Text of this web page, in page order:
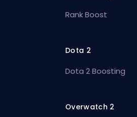
Rank Boost
Dota 2
Dota 2 Boosting
Overwatch 2